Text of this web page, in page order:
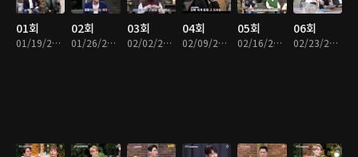
01회
01/19/2022 • 1시간 31분
02회
01/26/2022 • 1시간 21분
03회
02/02/2022 • 1시간 20분
04회
02/09/2022 • 1시간 21분
05회
02/16/2022 • 1시간 21분
06회
02/23/2022 • 1시간 14분